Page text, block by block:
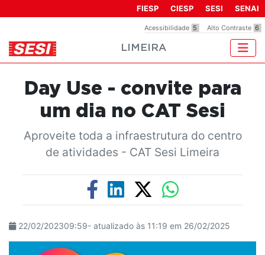
inclui
um
sistema
acessibilidade.
Acessibilidade 5 Alto Contraste 6
FIESP CIESP SESI SENAI
LIMEIRA
Day Use - convite para
um dia no CAT Sesi
Aproveite toda a infraestrutura do centro
de atividades - CAT Sesi Limeira
22/02/202309:59- atualizado às 11:19 em 26/02/2025